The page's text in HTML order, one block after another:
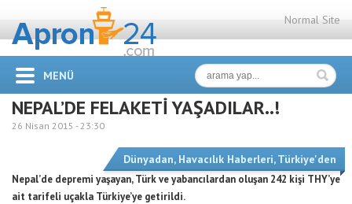
Normal Site
MENÜ
NEPAL’DE FELAKETİ YAŞADILAR..!
26 Nisan 2015 -23:30
Dünyadan, Havacılık Haberleri,Türkiye'den
Nepal’de depremi yaşayan, Türk ve yabancılardan oluşan 242 kişi THY’ye
ait tarifeli uçakla Türkiye’ye getirildi.